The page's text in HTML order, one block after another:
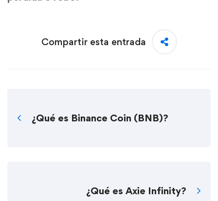
Compartir esta entrada
¿Qué es Binance Coin (BNB)?
¿Qué es Axie Infinity?